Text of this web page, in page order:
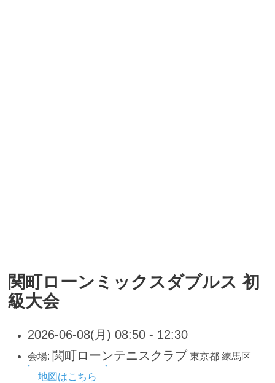
関町ローンミックスダブルス 初
級大会
2026-06-08(月) 08:50 - 12:30
会場: 関町ローンテニスクラブ 東京都 練馬区
地図はこちら